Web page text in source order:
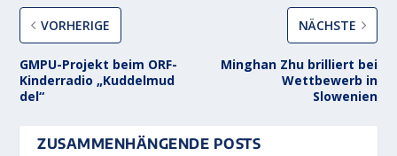
VORHERIGE
GMPU-Projekt beim ORF-
Kinderradio „Kuddelmud
del“
NÄCHSTE
Minghan Zhu brilliert bei
Wettbewerb in
Slowenien
ZUSAMMENHÄNGENDE POSTS